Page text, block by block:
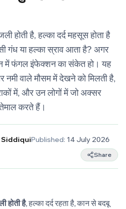
है, हल्का दर्द महसूस होता है
गंध या हल्का स्राव आता है? अगर
में फंगल इंफेक्शन का संकेत हो। यह
नमी वाले मौसम में देखने को मिलती है,
में, और उन लोगों में जो अक्सर
करते हैं।
SiddiquiPublished: 14 July 2026
Share
होती है, हल्का दर्द रहता है, कान से बदबू